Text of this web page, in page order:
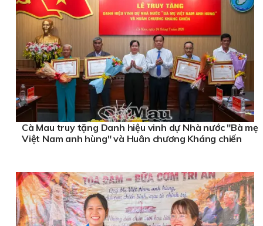
Cà Mau truy tặng Danh hiệu vinh dự Nhà nước "Bà mẹ
Việt Nam anh hùng" và Huân chương Kháng chiến